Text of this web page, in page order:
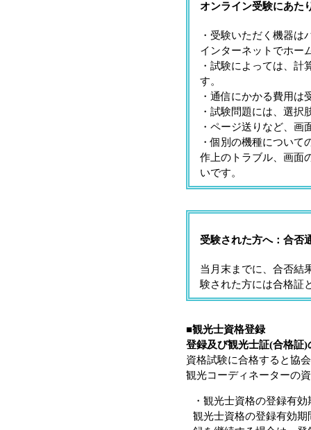
オンライン受験にあた
・受験いただく機器
インターネットでホー
・試験によっては、
す。
・通信にかかる費用は
・試験問題には、選
・ページ送りなど、
・個別の機種につい
作上のトラブル、画面
いです。
受験された方へ：合否
当月末までに、合否結
験された方には合格証
■観光士資格登録
登録及び観光士証(合格証)
資格試験に合格すると協
観光コーディネーターの
・観光士資格の登録有
観光士資格の登録有効